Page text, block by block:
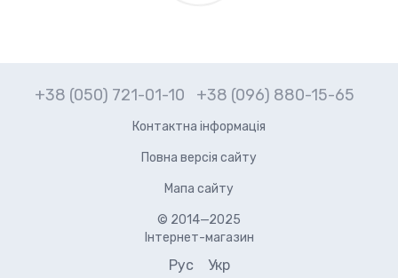
+38 (050) 721-01-10 +38 (096) 880-15-65
Контактна інформація
Повна версія сайту
Мапа сайту
© 2014—2025
Інтернет-магазин
Рус Укр